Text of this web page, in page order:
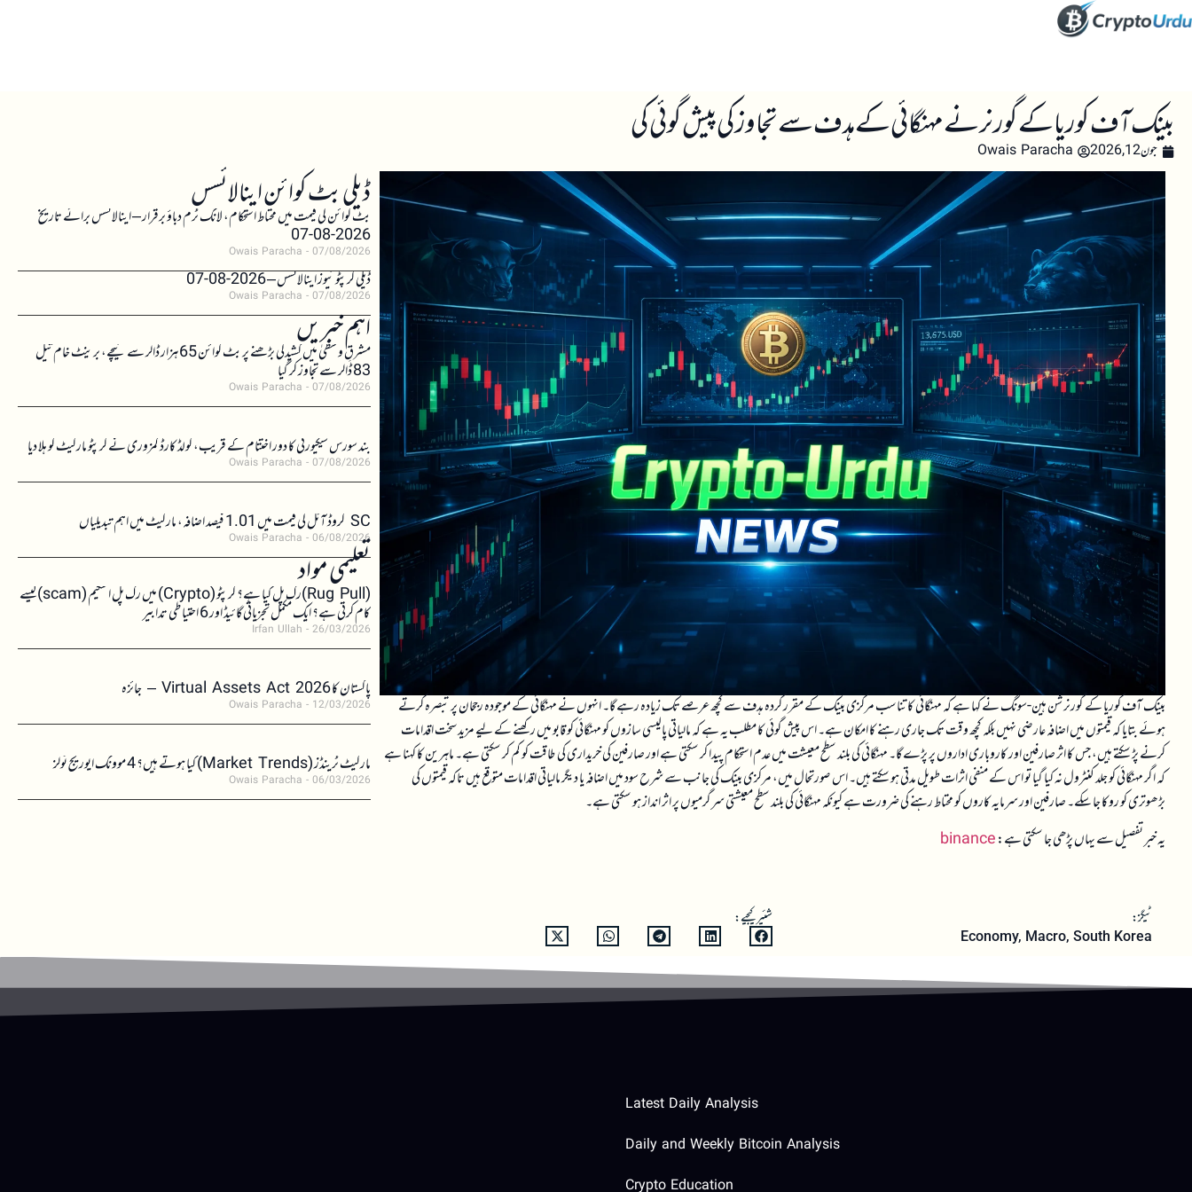
بینک آف کوریا کے گورنر نے مہنگائی کے ہدف سے تجاوز کی پیش گوئی کی
جون 12, 2026 Owais Paracha
بینک آف کوریا کے گورنر شن ہین-سونگ نے کہا ہے کہ مہنگائی کا تناسب مرکزی بینک کے مقرر کردہ ہدف سے کچھ عرصے تک زیادہ رہے گا۔ انہوں نے مہنگائی کے موجودہ رجحان پر تبصرہ کرتے
ہوئے بتایا کہ قیمتوں میں اضافہ عارضی نہیں بلکہ کچھ وقت تک جاری رہنے کا امکان ہے۔ اس پیش گوئی کا مطلب یہ ہے کہ مالیاتی پالیسی سازوں کو مہنگائی کو قابو میں رکھنے کے لیے مزید سخت اقدامات
کرنے پڑ سکتے ہیں، جس کا اثر صارفین اور کاروباری اداروں پر پڑے گا۔ مہنگائی کی بلند سطح معیشت میں عدم استحکام پیدا کر سکتی ہے اور صارفین کی خریداری کی طاقت کو کم کر سکتی ہے۔ ماہرین کا کہنا ہے
کہ اگر مہنگائی کو جلد کنٹرول نہ کیا گیا تو اس کے منفی اثرات طویل مدتی ہو سکتے ہیں۔ اس صورتحال میں، مرکزی بینک کی جانب سے شرح سود میں اضافہ یا دیگر مالیاتی اقدامات متوقع ہیں تاکہ قیمتوں کی
بڑھوتری کو روکا جا سکے۔ صارفین اور سرمایہ کاروں کو محتاط رہنے کی ضرورت ہے کیونکہ مہنگائی کی بلند سطح معیشتی سرگرمیوں پر اثر انداز ہو سکتی ہے۔
یہ خبر تفصیل سے یہاں پڑھی جا سکتی ہے:binance
ٹیگز:
Economy, Macro, South Korea
شئیر کیجیے:
ڈیلی بٹ کوائن اینالائسس
بٹ کوائن کی قیمت میں محتاط استحکام، لانگ ٹرم دباؤ برقرار – اینالائسس برائے تاریخ
2026-08-07
Owais Paracha 07/08/2026
ڈیلی کرپٹو نیوز اینالائسس – 2026-08-07
Owais Paracha 07/08/2026
اہم خبریں مشرقِ وسطیٰ میں کشیدگی بڑھنے پر بٹ کوائن 65 ہزار ڈالر سے نیچے، برینٹ خام تیل
83 ڈالر سے تجاوز کر گیا
Owais Paracha 07/08/2026
بند سورس سیکیورٹی کا دور اختتام کے قریب، کولڈ کارڈ کمزوری نے کرپٹو مارکیٹ کو ہلا دیا
Owais Paracha 07/08/2026
SC کروڈ آئل کی قیمت میں 1.01 فیصد اضافہ، مارکیٹ میں اہم تبدیلیاں
Owais Paracha 06/08/2026
تعلیمی مواد (Rug Pull)رگ پل کیا ہے؟ کرپٹو (Crypto) میں رگ پل اسکیم (scam)کیسے
کام کرتی ہے؟ ایک مکمل تجزیاتی گائیڈ اور 6 احتیاطی تدابیر
Irfan Ullah 26/03/2026
پاکستان کا Virtual Assets Act 2026 – جائزہ
Owais Paracha 12/03/2026
مارکیٹ ٹرینڈز (Market Trends) کیا ہوتے ہیں؟ 4 موونگ ایوریج ٹولز
Owais Paracha 06/03/2026
Latest Daily Analysis
Daily and Weekly Bitcoin Analysis
Crypto Education